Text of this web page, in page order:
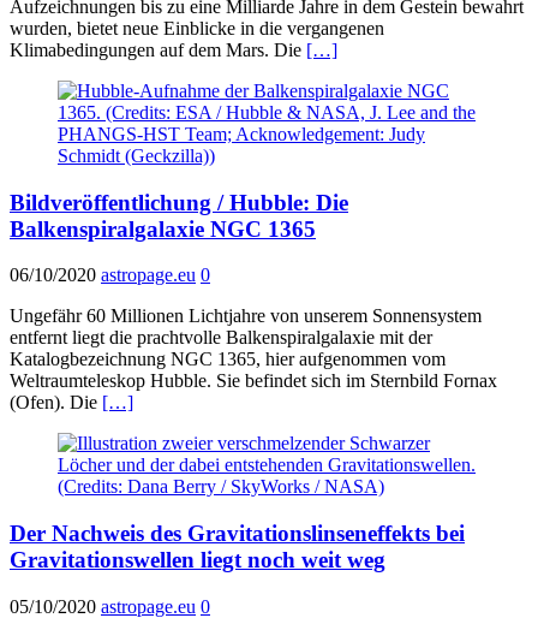
Aufzeichnungen bis zu eine Milliarde Jahre in dem Gestein bewahrt
wurden, bietet neue Einblicke in die vergangenen
Klimabedingungen auf dem Mars. Die […]
Bildveröffentlichung / Hubble: Die
Balkenspiralgalaxie NGC 1365
06/10/2020 astropage.eu 0
Ungefähr 60 Millionen Lichtjahre von unserem Sonnensystem
entfernt liegt die prachtvolle Balkenspiralgalaxie mit der
Katalogbezeichnung NGC 1365, hier aufgenommen vom
Weltraumteleskop Hubble. Sie befindet sich im Sternbild Fornax
(Ofen). Die […]
Der Nachweis des Gravitationslinseneffekts bei
Gravitationswellen liegt noch weit weg
05/10/2020 astropage.eu 0